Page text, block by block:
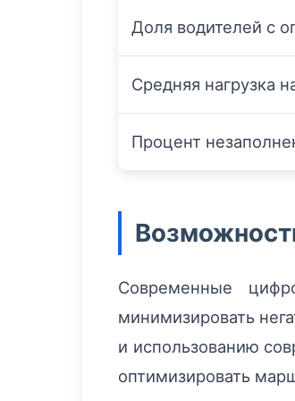
Доля водителей с
Средняя нагрузка
Процент
Современные
минимизировать
и использованию
оптимизировать